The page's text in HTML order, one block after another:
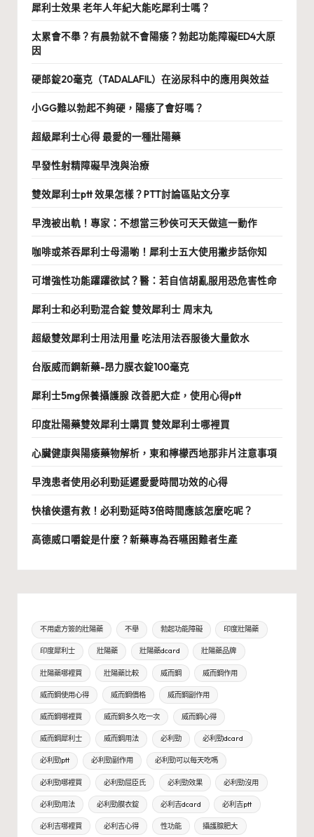
犀利士效果 老年人年紀大能吃犀利士嗎？
太累會不舉？有晨勃就不會陽痿？勃起功能障礙ED4大原
因
硬郎錠20毫克（TADALAFIL）在泌尿科中的應用與效益
小GG難以勃起不夠硬，陽痿了會好嗎？
超級犀利士心得 最愛的一種壯陽藥
早發性射精障礙早洩與治療
雙效犀利士ptt 效果怎樣？PTT討論區貼文分享
早洩被出軌！專家：不想當三秒俠可天天做這一動作
咖啡或茶吞犀利士母湯喲！犀利士五大使用撇步話你知
可增強性功能躍躍欲試？醫：若自信胡亂服用恐危害性命
犀利士和必利勁混合錠 雙效犀利士 周末丸
超級雙效犀利士用法用量 吃法用法吞服後大量飲水
台版威而鋼新藥-昂力膜衣錠100毫克
犀利士5mg保養攝護腺 改善肥大症，使用心得ptt
印度壯陽藥雙效犀利士購買 雙效犀利士哪裡買
心臟健康與陽痿藥物解析，東和檸檬西地那非片注意事項
早洩患者使用必利勁延遲愛愛時間功效的心得
快槍俠還有救！必利勁延時3倍時間應該怎麼吃呢？
高德威口嚼錠是什麼？新藥專為吞嚥困難者生產
不用處方簽的壯陽藥 不舉 勃起功能障礙 印度壯陽藥
印度犀利士 壯陽藥 壯陽藥dcard 壯陽藥品牌
壯陽藥哪裡買 壯陽藥比較 威而鋼 威而鋼作用
威而鋼使用心得 威而鋼價格 威而鋼副作用
威而鋼哪裡買 威而鋼多久吃一次 威而鋼心得
威而鋼犀利士 威而鋼用法 必利勁 必利勁dcard
必利勁ptt 必利勁副作用 必利勁可以每天吃嗎
必利勁哪裡買 必利勁屈臣氏 必利勁效果 必利勁沒用
必利勁用法 必利勁膜衣錠 必利吉dcard 必利吉ptt
必利吉哪裡買 必利吉心得 性功能 攝護腺肥大